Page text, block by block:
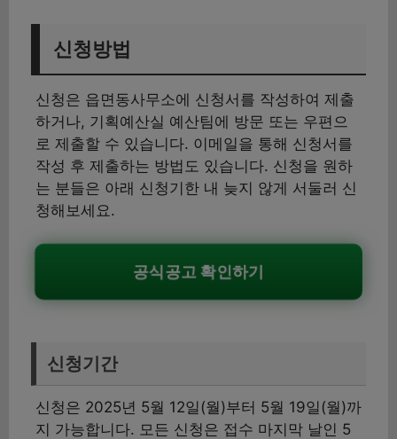
신청방법
신청은 읍면동사무소에 신청서를 작성하여 제출
하거나, 기획예산실 예산팀에 방문 또는 우편으
로 제출할 수 있습니다. 이메일을 통해 신청서를
작성 후 제출하는 방법도 있습니다. 신청을 원하
는 분들은 아래 신청기한 내 늦지 않게 서둘러 신
청해보세요.
공식공고 확인하기
신청기간
신청은 2025년 5월 12일(월)부터 5월 19일(월)까
지 가능합니다. 모든 신청은 접수 마지막 날인 5